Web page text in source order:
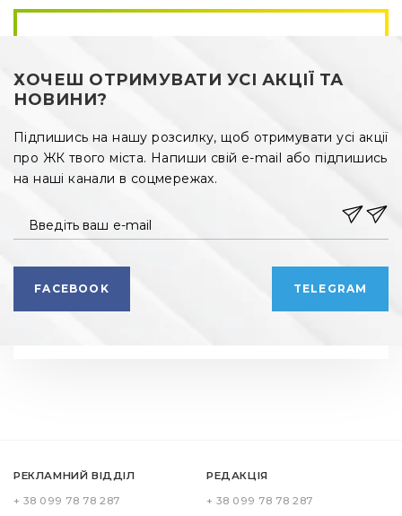
ХОЧЕШ ОТРИМУВАТИ УСІ АКЦІЇ ТА
НОВИНИ?
Підпишись на нашу розсилку, щоб отримувати усі акції
про ЖК твого міста. Напиши свій e-mail або підпишись
на наші канали в соцмережах.
Введіть ваш e-mail
FACEBOOK TELEGRAM
РЕКЛАМНИЙ ВІДДІЛ
+ 38 099 78 78 287
РЕДАКЦІЯ
+ 38 099 78 78 287